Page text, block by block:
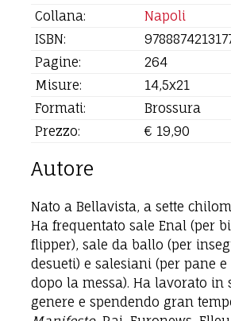
Collana:
Napoli
ISBN:
Pagine:
264
Misure:
14,5x21
Formati:
Brossura
Prezzo:
€ 19,90
Autore
Nato a Bellavista, a sette
Ha frequentato sale Enal (per
flipper), sale da ballo (per
desueti) e salesiani (per pane
dopo la messa). Ha lavorato in
genere e spendendo gran